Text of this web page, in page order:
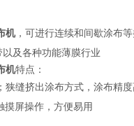
机，可进行连续和间歇涂布
及各种功能薄膜行业
机特点：
狭缝挤出涂布方式，涂布精
摸屏操作，方便易用